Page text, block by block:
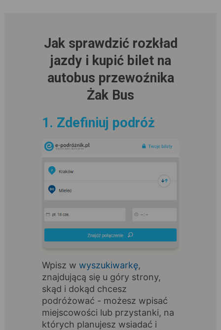
Jak sprawdzić rozkład
jazdy i kupić bilet na
autobus przewoźnika
Żak Bus
1. Zdefiniuj podróż
Wpisz w wyszukiwarkę,
znajdującą się u góry strony,
skąd i dokąd chcesz
podróżować - możesz wpisać
miejscowości lub przystanki, na
których planujesz wsiadać i